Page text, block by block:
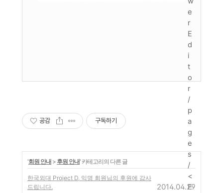
e
r
E
d
i
t
o
r
/
p
a
g
e
s
/
<
E
공감 구독하기
'회원 안내 > 후원 안내' 카테고리의 다른 글
한국외대 Project D, 익명 회원님의 후원에 감사
드립니다.
2014.04.29